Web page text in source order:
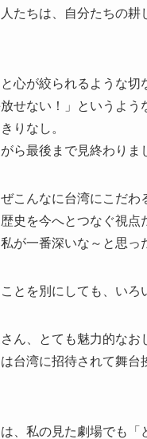
たちは、自分たちの
心が絞られるような切
せない！」というよう
りなし。
ら最後まで見終わりま
こんなに台湾にこだ
史を今へとつなぐ視
が一番深いな～と思っ
とを別にしても、いろ
ん、とても魅力的な
台湾に招待されて舞
、私の見た劇場でも「